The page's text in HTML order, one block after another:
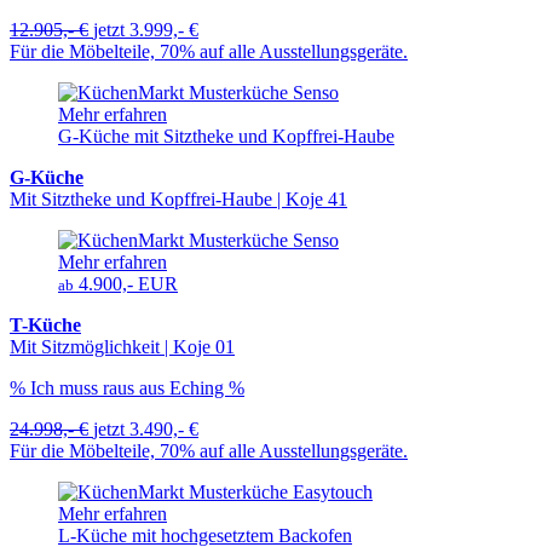
12.905,- € jetzt 3.999,- €
Für die Möbelteile, 70% auf alle Ausstellungsgeräte.
Mehr erfahren
G-Küche mit Sitztheke und Kopffrei-Haube
G-Küche
Mit Sitztheke und Kopffrei-Haube | Koje 41
Mehr erfahren
ab 4.900,- EUR
T-Küche
Mit Sitzmöglichkeit | Koje 01
% Ich muss raus aus Eching %
24.998,- € jetzt 3.490,- €
Für die Möbelteile, 70% auf alle Ausstellungsgeräte.
Mehr erfahren
L-Küche mit hochgesetztem Backofen